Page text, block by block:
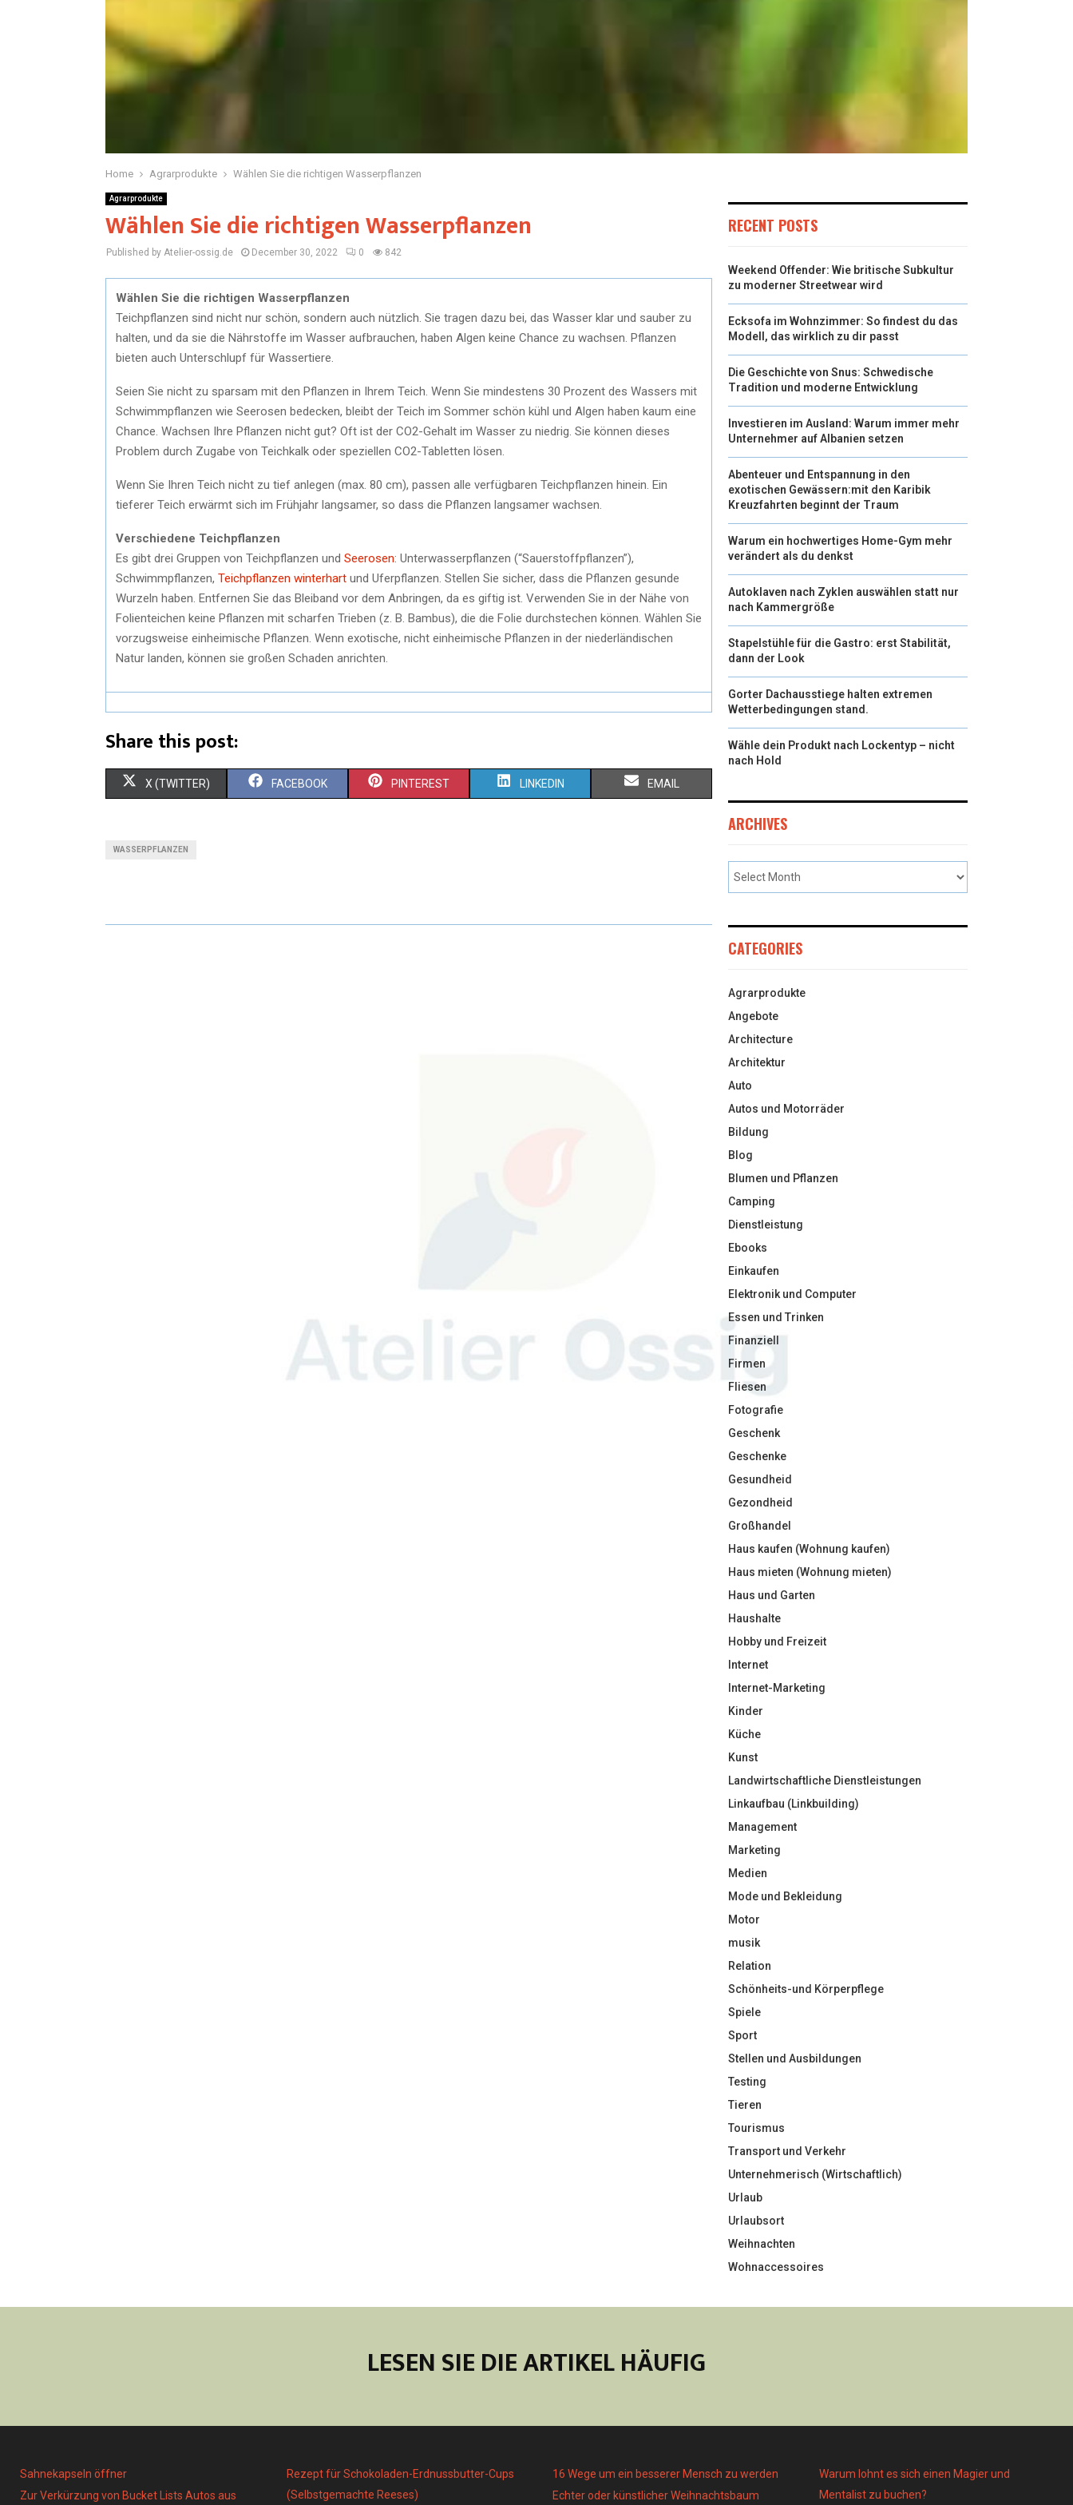
Home Agrarprodukte Wählen Sie die richtigen Wasserpflanzen
Agrarprodukte
Wählen Sie die richtigen Wasserpflanzen
Published by Atelier-ossig.de December 30, 2022 0 842
Wählen Sie die richtigen Wasserpflanzen
Teichpflanzen sind nicht nur schön, sondern auch nützlich. Sie tragen dazu bei, das Wasser klar und sauber zu
halten, und da sie die Nährstoffe im Wasser aufbrauchen, haben Algen keine Chance zu wachsen. Pflanzen
bieten auch Unterschlupf für Wassertiere.
Seien Sie nicht zu sparsam mit den Pflanzen in Ihrem Teich. Wenn Sie mindestens 30 Prozent des Wassers mit
Schwimmpflanzen wie Seerosen bedecken, bleibt der Teich im Sommer schön kühl und Algen haben kaum eine
Chance. Wachsen Ihre Pflanzen nicht gut? Oft ist der CO2-Gehalt im Wasser zu niedrig. Sie können dieses
Problem durch Zugabe von Teichkalk oder speziellen CO2-Tabletten lösen.
Wenn Sie Ihren Teich nicht zu tief anlegen (max. 80 cm), passen alle verfügbaren Teichpflanzen hinein. Ein
tieferer Teich erwärmt sich im Frühjahr langsamer, so dass die Pflanzen langsamer wachsen.
Verschiedene Teichpflanzen
Es gibt drei Gruppen von Teichpflanzen und Seerosen: Unterwasserpflanzen (“Sauerstoffpflanzen”),
Schwimmpflanzen, Teichpflanzen winterhart und Uferpflanzen. Stellen Sie sicher, dass die Pflanzen gesunde
Wurzeln haben. Entfernen Sie das Bleiband vor dem Anbringen, da es giftig ist. Verwenden Sie in der Nähe von
Folienteichen keine Pflanzen mit scharfen Trieben (z. B. Bambus), die die Folie durchstechen können. Wählen Sie
vorzugsweise einheimische Pflanzen. Wenn exotische, nicht einheimische Pflanzen in der niederländischen
Natur landen, können sie großen Schaden anrichten.
Share this post:
X (TWITTER) FACEBOOK PINTEREST LINKEDIN EMAIL
WASSERPFLANZEN
RECENT POSTS
Weekend Offender: Wie britische Subkultur
zu moderner Streetwear wird
Ecksofa im Wohnzimmer: So findest du das
Modell, das wirklich zu dir passt
Die Geschichte von Snus: Schwedische
Tradition und moderne Entwicklung
Investieren im Ausland: Warum immer mehr
Unternehmer auf Albanien setzen
Abenteuer und Entspannung in den
exotischen Gewässern:mit den Karibik
Kreuzfahrten beginnt der Traum
Warum ein hochwertiges Home-Gym mehr
verändert als du denkst
Autoklaven nach Zyklen auswählen statt nur
nach Kammergröße
Stapelstühle für die Gastro: erst Stabilität,
dann der Look
Gorter Dachausstiege halten extremen
Wetterbedingungen stand.
Wähle dein Produkt nach Lockentyp – nicht
nach Hold
ARCHIVES
CATEGORIES
Agrarprodukte
Angebote
Architecture
Architektur
Auto
Autos und Motorräder
Bildung
Blog
Blumen und Pflanzen
Camping
Dienstleistung
Ebooks
Einkaufen
Elektronik und Computer
Essen und Trinken
Finanziell
Firmen
Fliesen
Fotografie
Geschenk
Geschenke
Gesundheid
Gezondheid
Großhandel
Haus kaufen (Wohnung kaufen)
Haus mieten (Wohnung mieten)
Haus und Garten
Haushalte
Hobby und Freizeit
Internet
Internet-Marketing
Kinder
Küche
Kunst
Landwirtschaftliche Dienstleistungen
Linkaufbau (Linkbuilding)
Management
Marketing
Medien
Mode und Bekleidung
Motor
musik
Relation
Schönheits-und Körperpflege
Spiele
Sport
Stellen und Ausbildungen
Testing
Tieren
Tourismus
Transport und Verkehr
Unternehmerisch (Wirtschaftlich)
Urlaub
Urlaubsort
Weihnachten
Wohnaccessoires
LESEN SIE DIE ARTIKEL HÄUFIG
Sahnekapseln öffner
Zur Verkürzung von Bucket Lists Autos aus
Rezept für Schokoladen-Erdnussbutter-Cups
(Selbstgemachte Reeses)
16 Wege um ein besserer Mensch zu werden
Echter oder künstlicher Weihnachtsbaum
Warum lohnt es sich einen Magier und
Mentalist zu buchen?